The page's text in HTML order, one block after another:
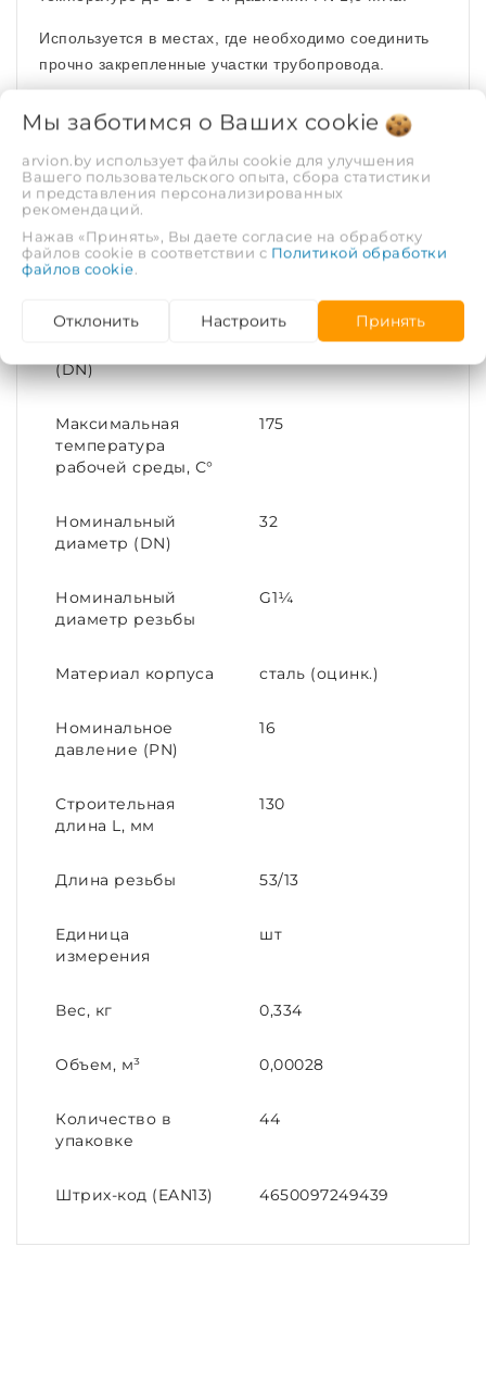
Используется в местах, где необходимо соединить
прочно закрепленные участки трубопровода.
Рабочая среда Вода, пар
Рабочее давление,
МПа
(DN)
Максимальная
температура
рабочей среды, С°
175
Номинальный
диаметр (DN)
32
Номинальный
диаметр резьбы
G1¼
Материал корпуса сталь (оцинк.)
Номинальное
давление (PN)
16
Строительная
длина L, мм
130
Длина резьбы 53/13
Единица
измерения
шт
Вес, кг 0,334
Объем, м³ 0,00028
Количество в
упаковке
44
Штрих-код (EAN13) 4650097249439
Мы заботимся о Ваших cookie
arvion.by использует файлы cookie для улучшения
Вашего пользовательского опыта, сбора статистики
и представления персонализированных
рекомендаций.
Нажав «Принять», Вы даете согласие на обработку
файлов cookie в соответствии с Политикой обработки
файлов cookie.
Отклонить Настроить Принять